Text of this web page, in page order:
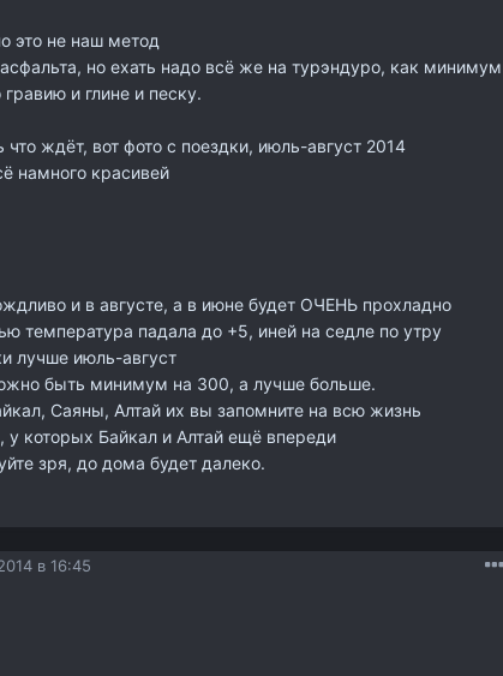
это не наш метод
но ехать надо всё же на турэндуро, как минимум
и глине и песку.
что ждёт, вот фото с поездки, июль-август 2014
намного красивей
и в августе, а в июне будет ОЧЕНЬ прохладно
температура падала до +5, иней на седле по утру
лучше июль-август
быть минимум на 300, а лучше больше.
Саяны, Алтай их вы запомните на всю жизнь
которых Байкал и Алтай ещё впереди
зря, до дома будет далеко.
в 16:45